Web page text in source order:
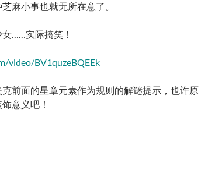
麻小事也就无所在意了。
……实际搞笑！
video/BV1quzeBQEEk
前面的星章元素作为规则的解谜提示，也许原
意义吧！